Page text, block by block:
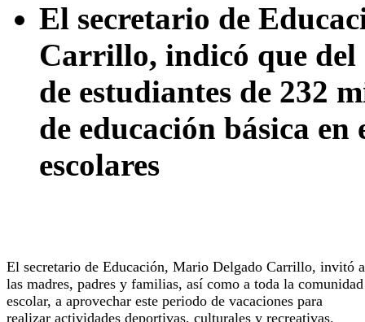
El secretario de
Carrillo, indicó que del
de estudiantes de 232
de educación básica
escolares
El secretario de Educación, Mario Delgado Carrillo, invitó a
las madres, padres y familias, así como a toda la comunidad
escolar, a aprovechar este periodo de vacaciones para
realizar actividades deportivas, culturales y recreativas.